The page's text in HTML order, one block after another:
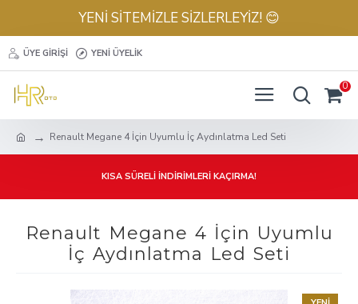
YENİ SİTEMİZLE SİZLERLEYİZ! 😊
ÜYE GIRIŞI YENI ÜYELIK
0
Renault Megane 4 İçin Uyumlu İç Aydınlatma Led Seti
KISA SÜRELİ İNDİRİMLERİ KAÇIRMA!
Renault Megane 4 İçin Uyumlu
İç Aydınlatma Led Seti